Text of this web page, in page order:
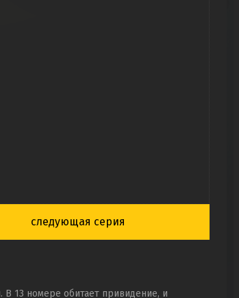
следующая серия
В 13 номере обитает привидение, и